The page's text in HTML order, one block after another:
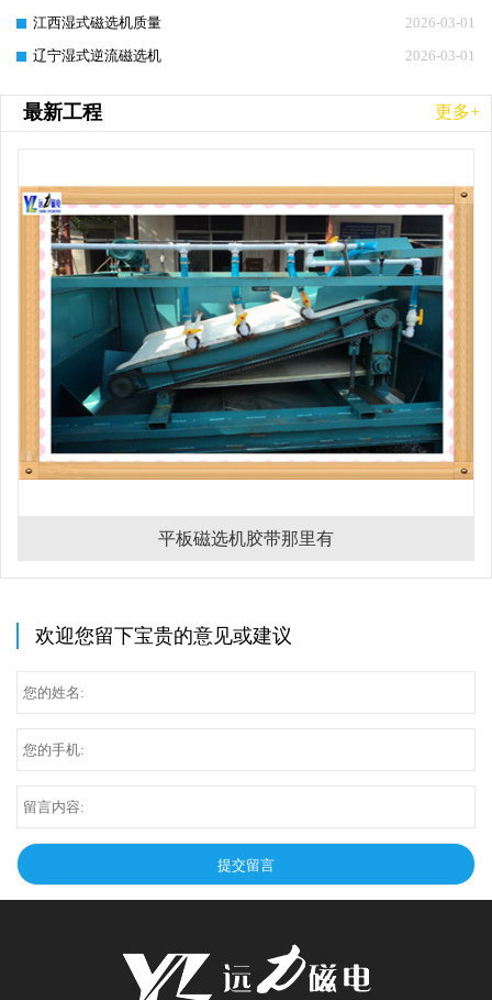
2026-03-01
江西湿式磁选机质量
2026-03-01
辽宁湿式逆流磁选机
最新工程 更多+
平板磁选机胶带那里有
欢迎您留下宝贵的意见或建议